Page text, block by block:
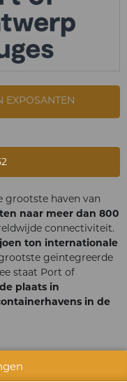
EXPOSANTEN
grootste haven van
naar meer dan 800
connectiviteit.
ton internationale
geïntegreerde
staat Port of
plaats in
in de
een totaal van rond